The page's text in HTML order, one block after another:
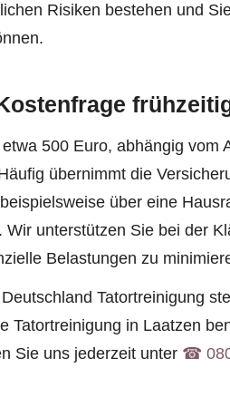
Risiken bestehen und
500 Euro, abhängig vom
übernimmt die
über eine
Wir unterstützen Sie bei der
Belastungen zu
Tatortreinigung
Tatortreinigung in Laatzen
Sie uns jederzeit unter ☎︎